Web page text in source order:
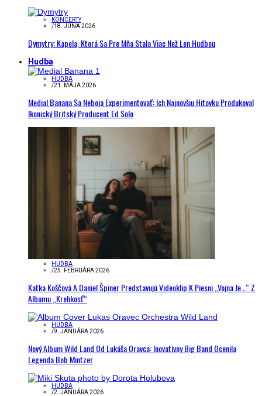
KONCERTY
/18. JÚNA 2026
Dymytry: Kapela, Ktorá Sa Pre Mňa Stala Viac Než Len Hudbou
Hudba
HUDBA
/21. MÁJA 2026
Medial Banana Sa Neboja Experimentovať: Ich Najnovšiu Hitovku Produkoval
Ikonický Britský Producent Ed Solo
HUDBA
/25. FEBRUÁRA 2026
Katka Koščová A Daniel Špiner Predstavujú Videoklip K Piesni „Vojna Je…“ Z
Albumu „Krehkosť“
HUDBA
/9. JANUÁRA 2026
Nový Album Wild Land Od Lukáša Oravca: Inovatívny Big Band Ocenila
Legenda Bob Mintzer
HUDBA
/2. JANUÁRA 2026